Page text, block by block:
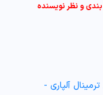
آلپاری -